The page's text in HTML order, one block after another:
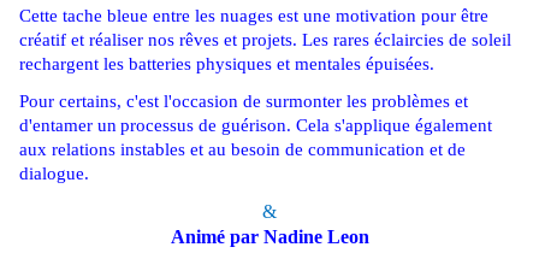
Cette tache bleue entre les nuages ​​est une motivation pour être
créatif et réaliser nos rêves et projets. Les rares éclaircies de soleil
rechargent les batteries physiques et mentales épuisées.
Pour certains, c'est l'occasion de surmonter les problèmes et
d'entamer un processus de guérison. Cela s'applique également
aux relations instables et au besoin de communication et de
dialogue.
&
Animé par Nadine Leon